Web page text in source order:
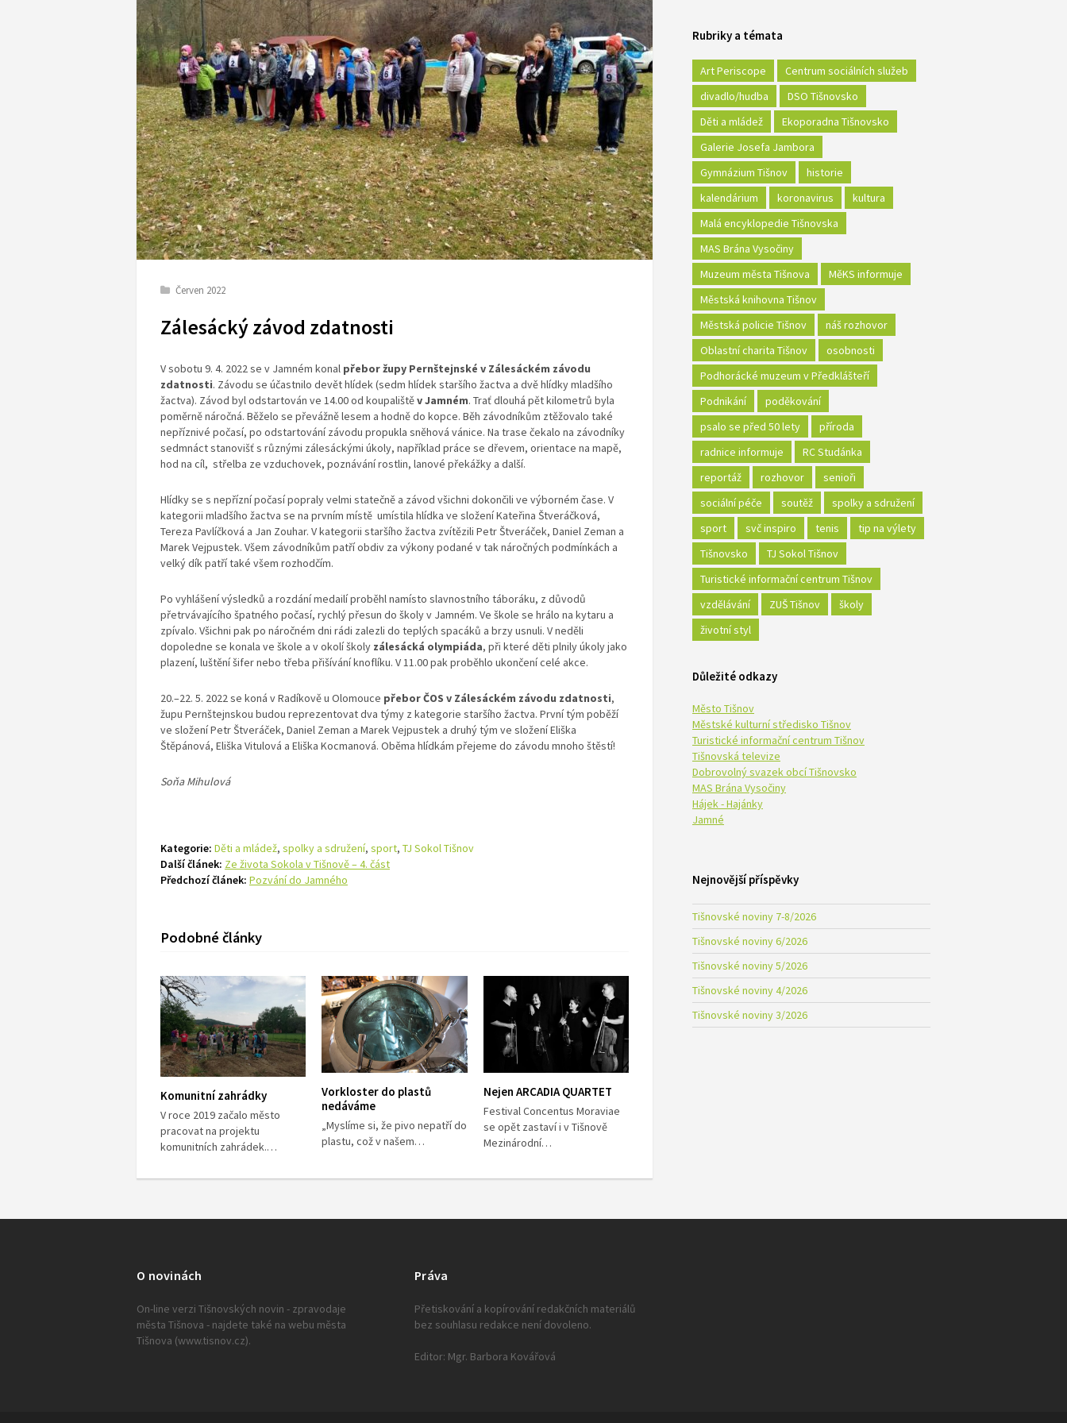
Červen 2022
Zálesácký závod zdatnosti
V sobotu 9. 4. 2022 se v Jamném konal přebor župy Pernštejnské v Zálesáckém závodu
zdatnosti. Závodu se účastnilo devět hlídek (sedm hlídek staršího žactva a dvě hlídky mladšího
žactva). Závod byl odstartován ve 14.00 od koupalištěv Jamném. Trať dlouhá pět kilometrů byla
poměrně náročná. Běželo se převážně lesem a hodně do kopce. Běh závodníkům ztěžovalo také
nepříznivé počasí, po odstartování závodu propukla sněhová vánice. Na trase čekalo na závodníky
sedmnáct stanovišť s různými zálesáckými úkoly, například práce se dřevem, orientace na mapě,
hod na cíl, střelba ze vzduchovek, poznávání rostlin, lanové překážky a další.
Hlídky se s nepřízní počasí popraly velmi statečně a závod všichni dokončili ve výborném čase. V
kategorii mladšího žactva se na prvním místě umístila hlídka ve složení Kateřina Štveráčková,
Tereza Pavlíčková a Jan Zouhar. V kategorii staršího žactva zvítězili Petr Štveráček, Daniel Zeman a
Marek Vejpustek. Všem závodníkům patří obdiv za výkony podané v tak náročných podmínkách a
velký dík patří také všem rozhodčím.
Po vyhlášení výsledků a rozdání medailí proběhl namísto slavnostního táboráku, z důvodů
přetrvávajícího špatného počasí, rychlý přesun do školy v Jamném. Ve škole se hrálo na kytaru a
zpívalo. Všichni pak po náročném dni rádi zalezli do teplých spacáků a brzy usnuli. V neděli
dopoledne se konala ve škole a v okolí školy zálesácká olympiáda, při které děti plnily úkoly jako
plazení, luštění šifer nebo třeba přišívání knoflíku. V 11.00 pak proběhlo ukončení celé akce.
20.–22. 5. 2022 se koná v Radíkově u Olomouce přebor ČOS v Zálesáckém závodu zdatnosti,
župu Pernštejnskou budou reprezentovat dva týmy z kategorie staršího žactva. První tým poběží
ve složení Petr Štveráček, Daniel Zeman a Marek Vejpustek a druhý tým ve složení Eliška
Štěpánová, Eliška Vitulová a Eliška Kocmanová. Oběma hlídkám přejeme do závodu mnoho štěstí!
Soňa Mihulová
Kategorie: Děti a mládež, spolky a sdružení, sport, TJ Sokol Tišnov
Další článek: Ze života Sokola v Tišnově – 4. část
Předchozí článek: Pozvání do Jamného
Podobné články
Komunitní zahrádky
V roce 2019 začalo město
pracovat na projektu
komunitních zahrádek.…
Vorkloster do plastů
nedáváme
„Myslíme si, že pivo nepatří do
plastu, což v našem…
Nejen ARCADIA QUARTET
Festival Concentus Moraviae
se opět zastaví i v Tišnově
Mezinárodní…
Rubriky a témata
Art Periscope
Centrum sociálních služeb
divadlo/hudba
DSO Tišnovsko
Děti a mládež
Ekoporadna Tišnovsko
Galerie Josefa Jambora
Gymnázium Tišnov
historie
kalendárium
koronavirus
kultura
Malá encyklopedie Tišnovska
MAS Brána Vysočiny
Muzeum města Tišnova
MěKS informuje
Městská knihovna Tišnov
Městská policie Tišnov
náš rozhovor
Oblastní charita Tišnov
osobnosti
Podhorácké muzeum v Předklášteří
Podnikání
poděkování
psalo se před 50 lety
příroda
radnice informuje
RC Studánka
reportáž
rozhovor
senioři
sociální péče
soutěž
spolky a sdružení
sport
svč inspiro tenis
tip na výlety
Tišnovsko
TJ Sokol Tišnov
Turistické informační centrum Tišnov
vzdělávání
ZUŠ Tišnov
školy
životní styl
Důležité odkazy
Město Tišnov
Městské kulturní středisko Tišnov
Turistické informační centrum Tišnov
Tišnovská televize
Dobrovolný svazek obcí Tišnovsko
MAS Brána Vysočiny
Hájek - Hajánky
Jamné
Nejnovější příspěvky
Tišnovské noviny 7-8/2026
Tišnovské noviny 6/2026
Tišnovské noviny 5/2026
Tišnovské noviny 4/2026
Tišnovské noviny 3/2026
O novinách
On-line verzi Tišnovských novin - zpravodaje
města Tišnova - najdete také na webu města
Tišnova (www.tisnov.cz).
Práva
Přetiskování a kopírování redakčních materiálů
bez souhlasu redakce není dovoleno.
Editor: Mgr. Barbora Kovářová